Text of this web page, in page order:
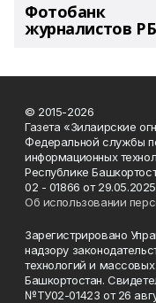
Фотобанк
журналистов РБ
© 2015-2026
Газета «Зилаирские
Федеральной службы
информационных
Республике
02 - 01866 от 29.05.2025
Об использовании
Зарегистрировано
надзору
технологий и
Башкортостан.
№ТУ02-01423 от 26